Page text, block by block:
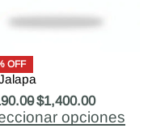
OFF
$1,400.00
opciones